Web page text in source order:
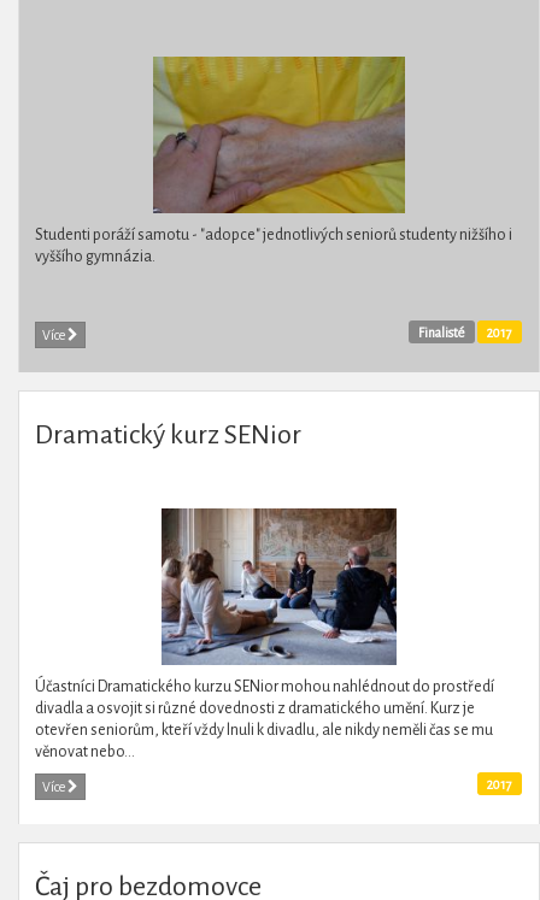
Studenti poráží samotu - "adopce" jednotlivých seniorů studenty nižšího i
vyššího gymnázia.
Více 2017
Finalisté
Dramatický kurz SENior
Účastníci Dramatického kurzu SENior mohou nahlédnout do prostředí
divadla a osvojit si různé dovednosti z dramatického umění. Kurz je
otevřen seniorům, kteří vždy lnuli k divadlu, ale nikdy neměli čas se mu
věnovat nebo...
Více 2017
Čaj pro bezdomovce